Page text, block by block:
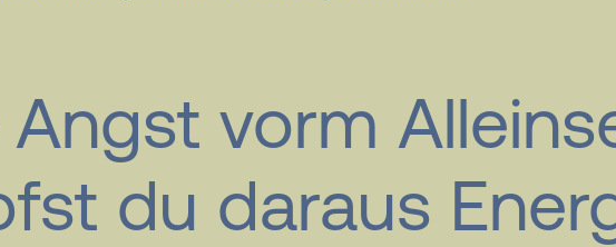
Angst vorm
du daraus